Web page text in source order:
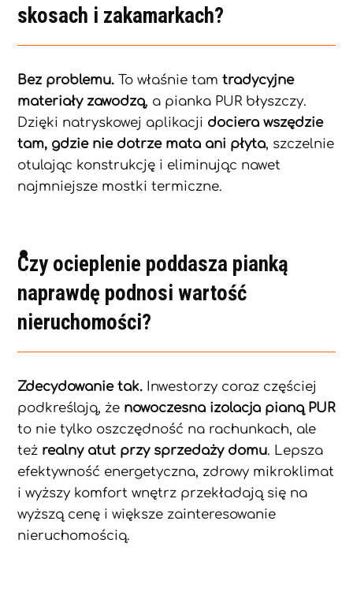
skosach i zakamarkach?
Bez problemu. To właśnie tamtradycyjne
materiały zawodzą, a pianka PUR błyszczy.
Dzięki natryskowej aplikacji dociera wszędzie
tam, gdzie nie dotrze mata ani płyta, szczelnie
otulając konstrukcję i eliminując nawet
najmniejsze mostki termiczne.
Czy ocieplenie poddasza pianką
naprawdę podnosi wartość
nieruchomości?
Zdecydowanie tak. Inwestorzy coraz częściej
podkreślają, że nowoczesna izolacja pianą PUR
to nie tylko oszczędność na rachunkach, ale
też realny atut przy sprzedaży domu. Lepsza
efektywność energetyczna, zdrowy mikroklimat
i wyższy komfort wnętrz przekładają się na
wyższą cenę i większe zainteresowanie
nieruchomością.